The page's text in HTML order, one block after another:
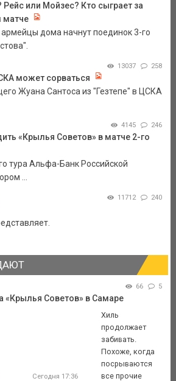
Рейс или Мойзес? Кто сыграет за
армейцы дома начнут поединок 3-го
13037 258
может сорваться
Жуана Сантоса из "Гезтепе" в ЦСКА
4145 246
«Крылья Советов» в матче 2-го
тура Альфа-Банк Российской
...
11712 240
66 5
«Крылья Советов» в Самаре
Сегодня 17:36
Хиль
продолжает
забивать.
Похоже, когда
посрываются
все прочие